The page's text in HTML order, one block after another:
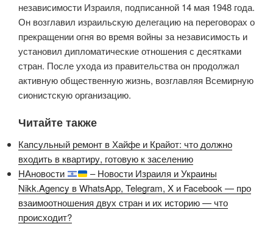
независимости Израиля, подписанной 14 мая 1948 года.
Он возглавил израильскую делегацию на переговорах о
прекращении огня во время войны за независимость и
установил дипломатические отношения с десятками
стран. После ухода из правительства он продолжал
активную общественную жизнь, возглавляя Всемирную
сионистскую организацию.
Читайте также
Капсульный ремонт в Хайфе и Крайот: что должно
входить в квартиру, готовую к заселению
НАновости
– Новости Израиля и Украины
Nikk.Agency в WhatsApp, Telegram, X и Facebook — про
взаимоотношения двух стран и их историю — что
происходит?